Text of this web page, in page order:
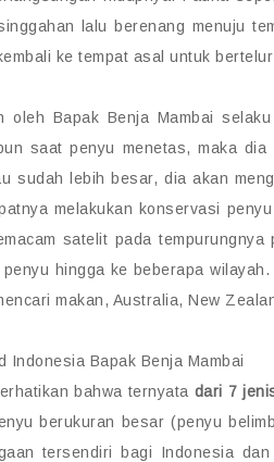
lalu berenang menuju
ke tempat asal untuk
oleh Bapak Benja Mambai
saat penyu menetas, maka
sudah lebih besar, dia akan
melakukan konservasi
satelit pada
hingga ke beberapa
makan, Australia, New
Indonesia Bapak Benja Mambai
bahwa ternyata dari 7
berukuran besar (penyu
tersendiri bagi Indonesia